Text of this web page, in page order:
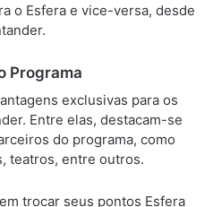
o Esfera e vice-versa, desde
Programa
exclusivas para os
Entre elas, destacam-se
do programa, como
teatros, entre outros.
trocar seus pontos Esfera